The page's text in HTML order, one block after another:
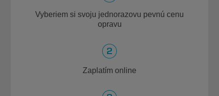
Vyberiem si svoju jednorazovu pevnú cenu
opravu
Zaplatím online